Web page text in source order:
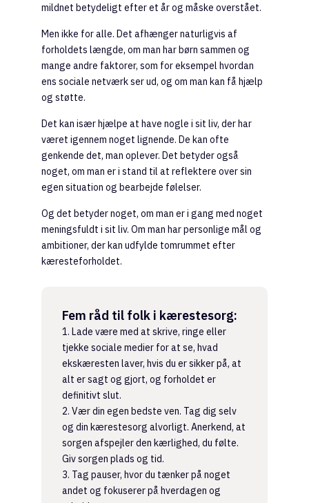
mildnet betydeligt efter et år og måske overstået.
Men ikke for alle. Det afhænger naturligvis af
forholdets længde, om man har børn sammen og
mange andre faktorer, som for eksempel hvordan
ens sociale netværk ser ud, og om man kan få hjælp
og støtte.
Det kan især hjælpe at have nogle i sit liv, der har
været igennem noget lignende. De kan ofte
genkende det, man oplever. Det betyder også
noget, om man er i stand til at reflektere over sin
egen situation og bearbejde følelser.
Og det betyder noget, om man er i gang med noget
meningsfuldt i sit liv. Om man har personlige mål og
ambitioner, der kan udfylde tomrummet efter
kæresteforholdet.
Fem råd til folk i kærestesorg:
1. Lade være med at skrive, ringe eller
tjekke sociale medier for at se, hvad
ekskæresten laver, hvis du er sikker på, at
alt er sagt og gjort, og forholdet er
definitivt slut.
2. Vær din egen bedste ven. Tag dig selv
og din kærestesorg alvorligt. Anerkend, at
sorgen afspejler den kærlighed, du følte.
Giv sorgen plads og tid.
3. Tag pauser, hvor du tænker på noget
andet og fokuserer på hverdagen og